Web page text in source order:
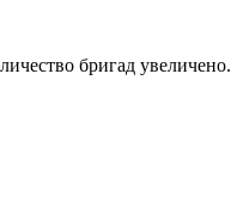
бригад увеличено.